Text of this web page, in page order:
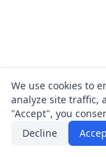
We use cookies to
analyze site traffic,
"Accept", you
Decline